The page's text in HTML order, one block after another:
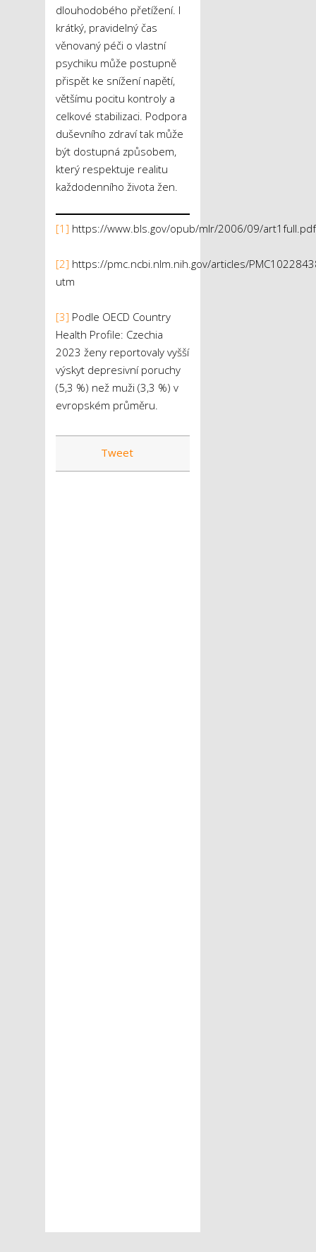
dlouhodobého přetížení. I
krátký, pravidelný čas
věnovaný péči o vlastní
psychiku může postupně
přispět ke snížení napětí,
většímu pocitu kontroly a
celkové stabilizaci. Podpora
duševního zdraví tak může
být dostupná způsobem,
který respektuje realitu
každodenního života žen.
[1] https://www.bls.gov/opub/mlr/2006/09/art1full.pdf
[2] https://pmc.ncbi.nlm.nih.gov/articles/
utm
[3] Podle OECD Country
Health Profile: Czechia
2023 ženy reportovaly vyšší
výskyt depresivní poruchy
(5,3 %) než muži (3,3 %) v
evropském průměru.
Tweet